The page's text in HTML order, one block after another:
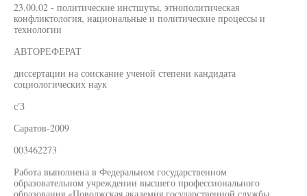
23.00.02 - политические инстшуты, этнополитическая
конфликтология, национальные и политические процессы и
технологии
АВТОРЕФЕРАТ
диссертации на соискание ученой степени кандидата
социологических наук
с'З
Саратов-2009
003462273
Работа выполнена в Федеральном государственном
образовательном учреждении высшего профессионального